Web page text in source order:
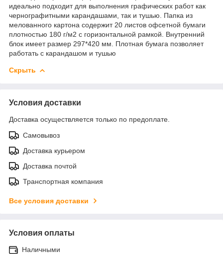
идеально подходит для выполнения графических работ как
чернографитными карандашами, так и тушью. Папка из
мелованного картона содержит 20 листов офсетной бумаги
плотностью 180 г/м2 с горизонтальной рамкой. Внутренний
блок имеет размер 297*420 мм. Плотная бумага позволяет
работать с карандашом и тушью
Скрыть
Условия доставки
Доставка осуществляется только по предоплате.
Самовывоз
Доставка курьером
Доставка почтой
Транспортная компания
Все условия доставки
Условия оплаты
Наличными